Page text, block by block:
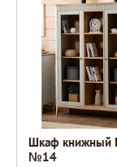
Шкаф книжный
№14